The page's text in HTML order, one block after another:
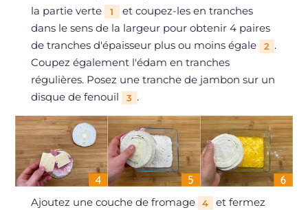
la partie verte
1
et coupez-les en tranches
dans le sens de la largeur pour obtenir 4 paires
de tranches d'épaisseur plus ou moins égale
2 .
Coupez également l'édam en tranches
régulières. Posez une tranche de jambon sur un
disque de fenouil
3 .
Ajoutez une couche de fromage 4
et fermez